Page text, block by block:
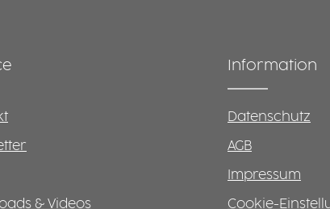
& Videos
Information
Datenschutz
AGB
Impressum
Cookie-